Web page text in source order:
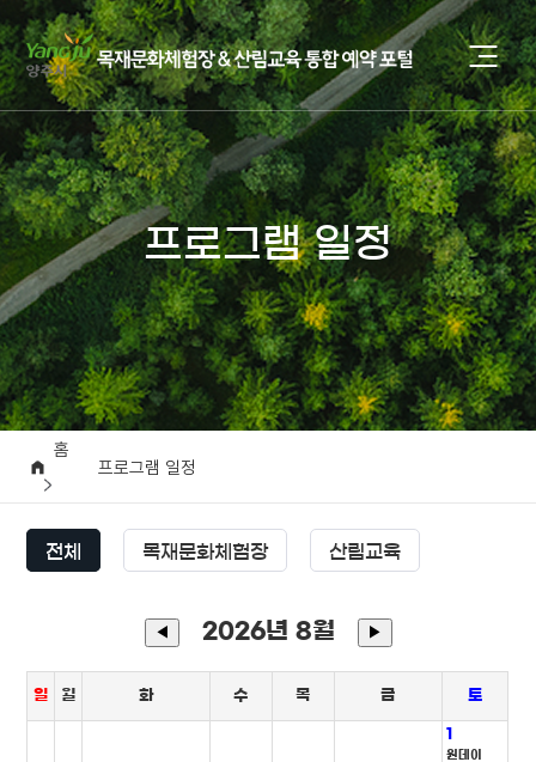
프로그램 일정
홈
프로그램 일정
전체 목재문화체험장 산림교육
◀ 2026년 8월 ▶
일 월 화 수 목 금 토
1
원데이